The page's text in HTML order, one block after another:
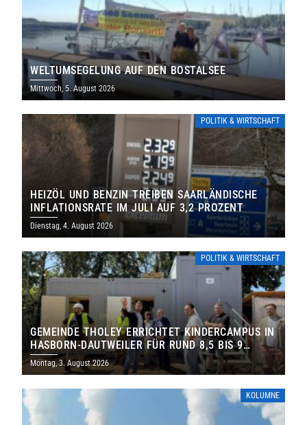
WELTUMSEGELUNG AUF DEN BOSTALSEE
Mittwoch, 5. August 2026
POLITIK & WIRTSCHAFT
HEIZÖL UND BENZIN TREIBEN SAARLÄNDISCHE
INFLATIONSRATE IM JULI AUF 3,2 PROZENT
Dienstag, 4. August 2026
POLITIK & WIRTSCHAFT
GEMEINDE THOLEY ERRICHTET KINDERCAMPUS IN
HASBORN-DAUTWEILER FÜR RUND 8,5 BIS 9
MILLIONEN EURO
Montag, 3. August 2026
KOLUMNE